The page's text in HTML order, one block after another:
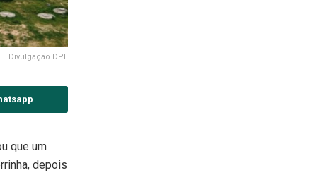
Divulgação DPE
que um
depois